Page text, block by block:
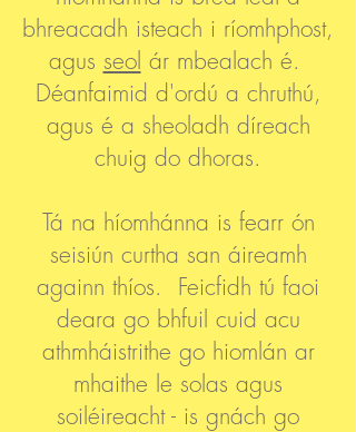
bhreacadh isteach i ríomhphost,
agus seol ár mbealach é.
Déanfaimid d'ordú a chruthú,
agus é a sheoladh díreach
chuig do dhoras.
Tá na híomhánna is fearr ón
seisiún curtha san áireamh
againn thíos. Feicfidh tú faoi
deara go bhfuil cuid acu
athmháistrithe go hiomlán ar
mhaithe le solas agus
soiléireacht - is gnách go